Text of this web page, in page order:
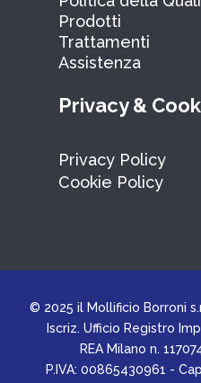
Prodotti
Trattamenti
Assistenza
Privacy &
Privacy Policy
Cookie Policy
© 2025 il Mollificio Borroni
Iscriz. Ufficio Registro
REA Milano n.
P.IVA: 00865430961 -